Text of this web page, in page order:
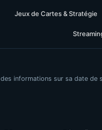
Jeux de Cartes & Stratégie
informations sur sa date